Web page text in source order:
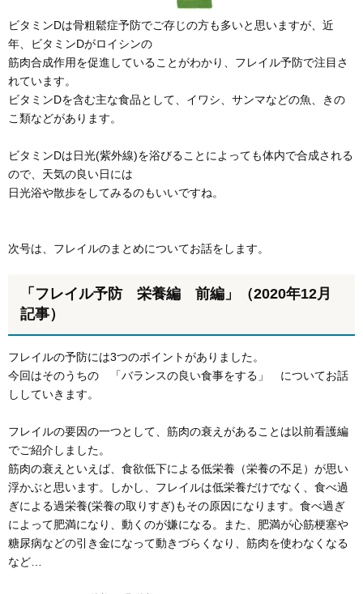
ビタミンDは骨粗鬆症予防でご存じの方も多いと思いますが、近
年、ビタミンDがロイシンの
筋肉合成作用を促進していることがわかり、フレイル予防で注目さ
れています。
ビタミンDを含む主な食品として、イワシ、サンマなどの魚、きの
こ類などがあります。
ビタミンDは日光(紫外線)を浴びることによっても体内で合成される
ので、天気の良い日には
日光浴や散歩をしてみるのもいいですね。
次号は、フレイルのまとめについてお話をします。
「フレイル予防 栄養編 前編」（2020年12月
記事）
フレイルの予防には3つのポイントがありました。
今回はそのうちの 「バランスの良い食事をする」 についてお話
ししていきます。
フレイルの要因の一つとして、筋肉の衰えがあることは以前看護編
でご紹介しました。
筋肉の衰えといえば、食欲低下による低栄養（栄養の不足）が思い
浮かぶと思います。しかし、フレイルは低栄養だけでなく、食べ過
ぎによる過栄養(栄養の取りすぎ)もその原因になります。食べ過ぎ
によって肥満になり、動くのが嫌になる。また、肥満が心筋梗塞や
糖尿病などの引き金になって動きづらくなり、筋肉を使わなくなる
など…